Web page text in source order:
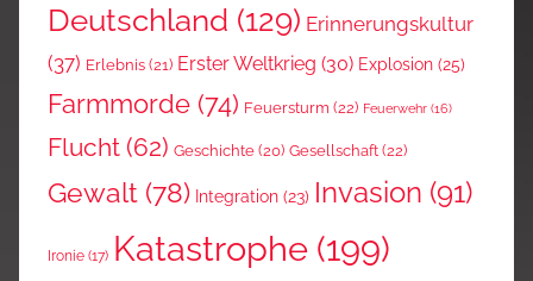
Deutschland (129) Erinnerungskultur
(37) Erlebnis (21) Erster Weltkrieg (30) Explosion (25)
Farmmorde (74) Feuersturm (22) Feuerwehr (16)
Flucht (62) Geschichte (20) Gesellschaft(22)
Gewalt (78) Integration (23) Invasion (91)
Ironie (17) Katastrophe (199)